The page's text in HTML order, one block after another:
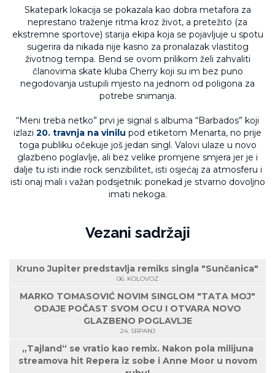
Skatepark lokacija se pokazala kao dobra metafora za
neprestano traženje ritma kroz život, a pretežito (za
ekstremne sportove) starija ekipa koja se pojavljuje u spotu
sugerira da nikada nije kasno za pronalazak vlastitog
životnog tempa. Bend se ovom prilikom želi zahvaliti
članovima skate kluba Cherry koji su im bez puno
negodovanja ustupili mjesto na jednom od poligona za
potrebe snimanja.
“Meni treba netko” prvi je signal s albuma “Barbados” koji
izlazi 20. travnja na vinilu pod etiketom Menarta, no prije
toga publiku očekuje još jedan singl. Valovi ulaze u novo
glazbeno poglavlje, ali bez velike promjene smjera jer je i
dalje tu isti indie rock senzibilitet, isti osjećaj za atmosferu i
isti onaj mali i važan podsjetnik: ponekad je stvarno dovoljno
imati nekoga.
Vezani sadržaji
Kruno Jupiter predstavlja remiks singla "Sunčanica"
06. KOLOVOZ
MARKO TOMASOVIĆ NOVIM SINGLOM "TATA MOJ"
ODAJE POČAST SVOM OCU I OTVARA NOVO
GLAZBENO POGLAVLJE
24. SRPANJ
„Tajland“ se vratio kao remix. Nakon pola milijuna
streamova hit Repera iz sobe i Anne Moor u novom